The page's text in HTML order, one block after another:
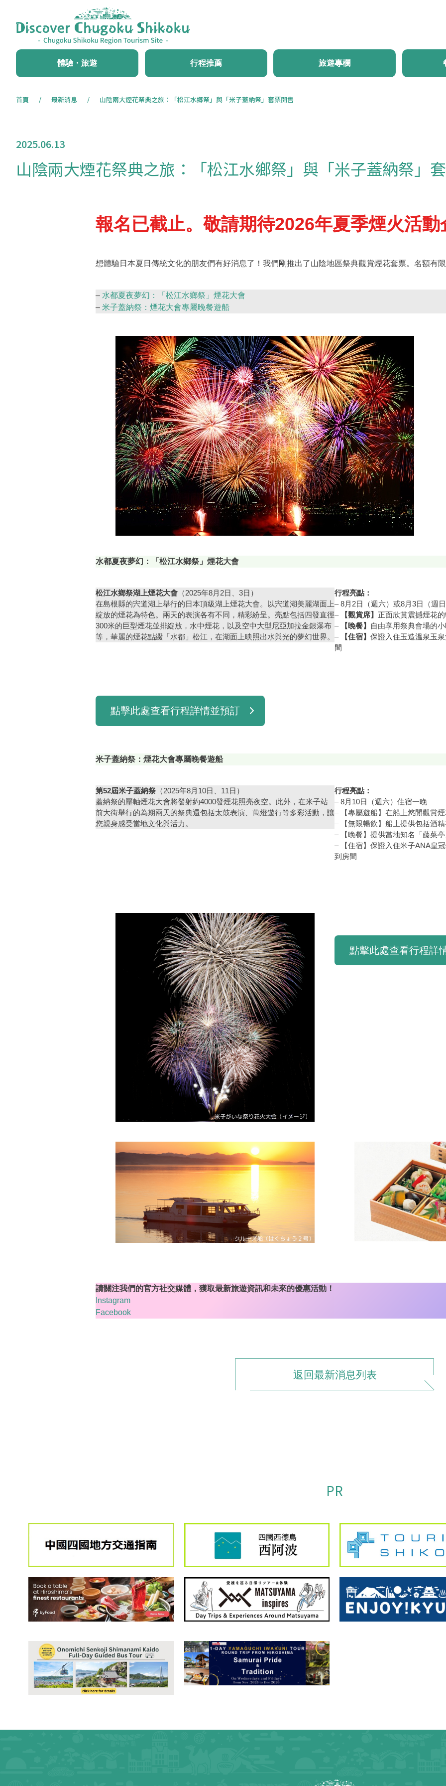
體驗・旅遊 行程推薦 旅遊專欄
首頁 最新消息 山陰兩大煙花祭典之旅：「松江水鄉祭」與「米子蓋納祭」套票開售
2025.06.13
山陰兩大煙花祭典之旅：「松江水鄉祭」與「米子蓋納祭」
報名已截止。敬請期待2026年夏季煙火活動
想體驗日本夏日傳統文化的朋友們有好消息了！我們剛推出了山陰地區祭典觀賞煙花套票。名額有
– 水都夏夜夢幻：「松江水鄉祭」煙花大會
– 米子蓋納祭：煙花大會專屬晚餐遊船
水都夏夜夢幻：「松江水鄉祭」煙花大會
松江水鄉祭湖上煙花大會 （2025年8月2日、3日）
在島根縣的宍道湖上舉行的日本頂級湖上煙花大會。以宍道湖美麗湖面上
綻放的煙花為特色。兩天的表演各有不同，精彩紛呈。亮點包括四發直徑
300米的巨型煙花並排綻放，水中煙花，以及空中大型尼亞加拉金銀瀑布
等，華麗的煙花點綴「水都」松江，在湖面上映照出水與光的夢幻世界。
行程亮點：
– 8月2日（週六）或8月3日（週
–
【觀賞席】 正面欣賞震撼煙花
–
【晚餐】
自由享用祭典會場的
–
【住宿】 保證入住玉造溫泉玉
間
點擊此處查看行程詳情並預訂
米子蓋納祭：煙花大會專屬晚餐遊船
第52屆米子蓋納祭 （2025年8月10日、11日）
蓋納祭的壓軸煙花大會將發射約4000發煙花照亮夜空。此外，在米子站
前大街舉行的為期兩天的祭典還包括太鼓表演、萬燈遊行等多彩活動，讓
您親身感受當地文化與活力。
行程亮點：
– 8月10日（週六）住宿一晚
– 【專屬遊船】在船上悠閒觀賞
– 【無限暢飲】船上提供包括酒
– 【晚餐】提供當地知名「藤菜
– 【住宿】保證入住米子ANA皇
到房間
點擊此處查看行程詳
請關注我們的官方社交媒體，獲取最新旅遊資訊和未來的優惠活動！
Instagram
Facebook
返回最新消息列表
PR